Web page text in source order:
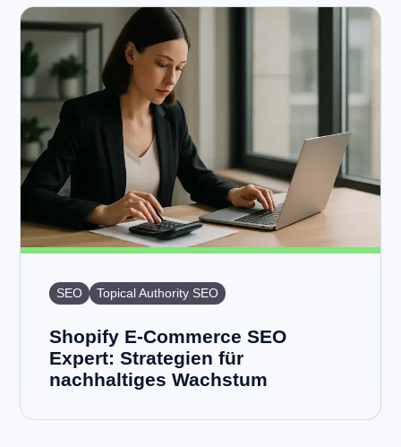
SEO Topical Authority SEO
Shopify E-Commerce SEO
Expert: Strategien für
nachhaltiges Wachstum